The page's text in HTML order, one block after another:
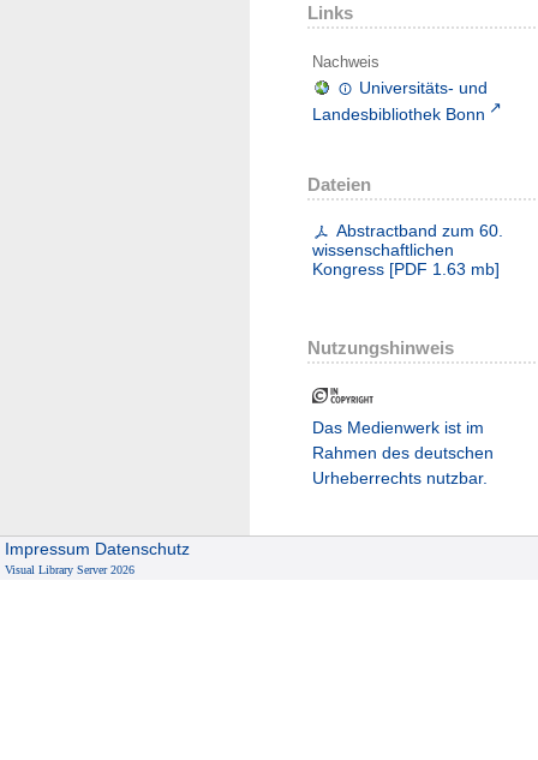
Links
Nachweis
Universitäts- und
Landesbibliothek Bonn
Dateien
Abstractband zum 60.
wissenschaftlichen
Kongress [PDF 1.63 mb]
Nutzungshinweis
Das Medienwerk ist im
Rahmen des deutschen
Urheberrechts nutzbar.
Impressum Datenschutz
Visual Library Server 2026